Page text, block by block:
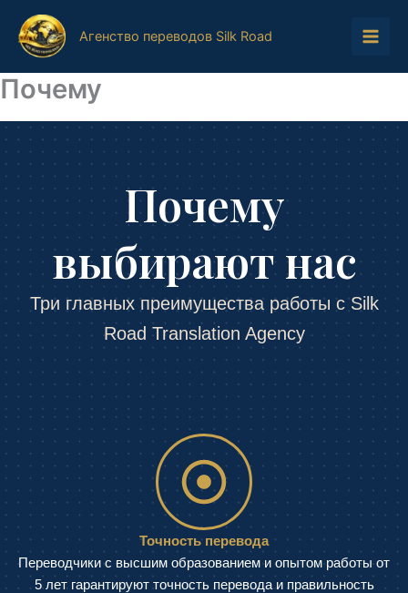
содержимому
Агенство переводов Silk Road
Почему
Почему
выбирают нас
Три главных преимущества работы с Silk
Road Translation Agency
Точность перевода
Переводчики с высшим образованием и опытом работы от
5 лет гарантируют точность перевода и правильность